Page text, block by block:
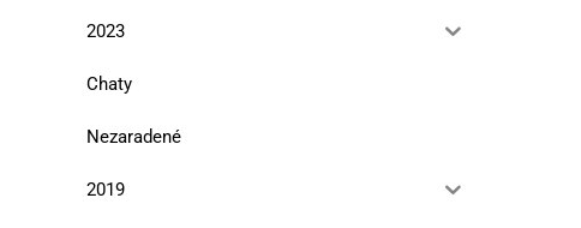
2023
Chaty
Nezaradené
2019